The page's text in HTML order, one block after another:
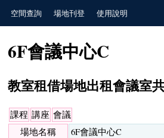
空間查詢 場地刊登 使用說明
6F會議中心C
教室租借場地出租會議室
課程 講座 會議
場地名稱
6F會議中心C